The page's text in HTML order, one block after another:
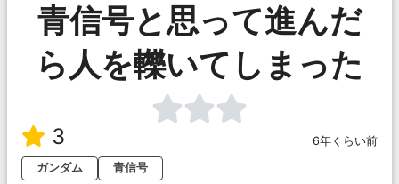
青信号と思って進んだ
ら人を轢いてしまった
3
6年くらい前
ガンダム
青信号